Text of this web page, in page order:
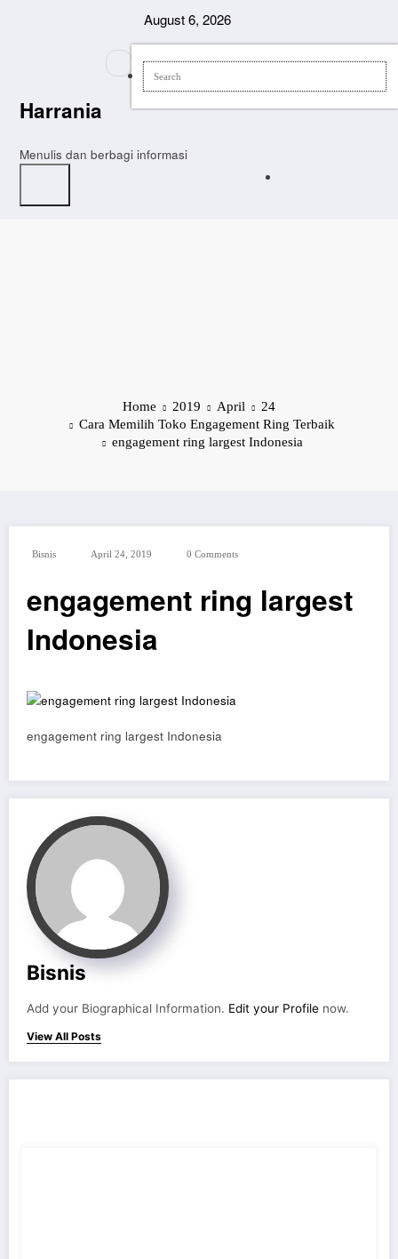
August 6, 2026
Harrania
Menulis dan berbagi informasi
Home 2019 April
24
Cara Memilih Toko Engagement Ring Terbaik
engagement ring largest Indonesia
Bisnis April 24, 2019 0 Comments
engagement ring largest
Indonesia
engagement ring largest Indonesia
Bisnis
Add your Biographical Information. Edit your Profile now.
View All Posts